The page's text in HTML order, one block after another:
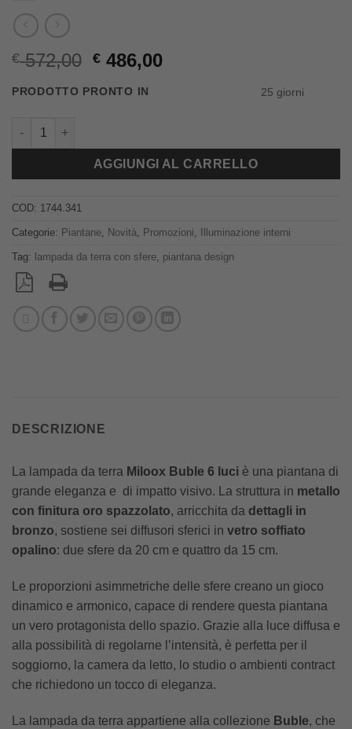
€572,00 Il
originale
€ 486,00Il
PRODOTTO PRONTO IN 25 giorni
Miloox – Lampada da terra Buble 6 luci, oro spazzolato e
AGGIUNGI AL CARRELLO
COD: 1744.341
Categorie: Piantane Novità Promozioni Illuminazione interni
Tag: lampada da terra con sfere piantana design
DESCRIZIONE
La lampada da terra Miloox Buble 6 luci è una piantana di
grande eleganza e di impatto visivo. La struttura in metallo
con finitura oro spazzolato, arricchita da dettagli in
bronzo, sostiene sei diffusori sferici in vetro soffiato
opalino: due sfere da 20 cm e quattro da 15 cm.
Le proporzioni asimmetriche delle sfere creano un gioco
dinamico e armonico, capace di rendere questa piantana
un vero protagonista dello spazio. Grazie alla luce diffusa e
alla possibilità di regolarne l’intensità, è perfetta per il
soggiorno, la camera da letto, lo studio o ambienti contract
che richiedono un tocco di eleganza.
La lampada da terra appartiene alla collezione Buble, che